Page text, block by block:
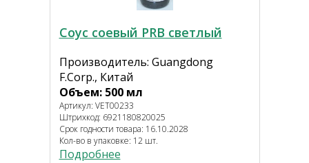
Соус соевый PRB светлый
Производитель: Guangdong
F.Corp., Китай
Объем: 500 мл
Артикул: VET00233
Штрихкод: 6921180820025
Срок годности товара: 16.10.2028
Кол-во в упаковке: 12 шт.
Подробнее